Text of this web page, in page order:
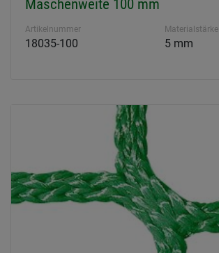
Maschenweite 100 mm
Artikelnummer
18035-100
Materialstärke
5 mm